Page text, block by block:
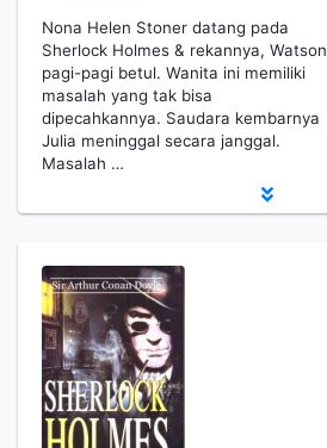
Nona Helen Stoner datang pada
Sherlock Holmes & rekannya, Watson
pagi-pagi betul. Wanita ini memiliki
masalah yang tak bisa
dipecahkannya. Saudara kembarnya
Julia meninggal secara janggal.
Masalah …